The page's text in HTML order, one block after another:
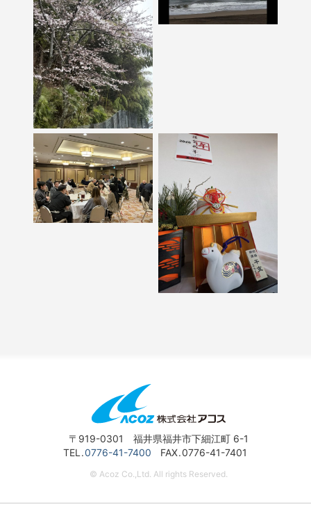
〒919-0301 福井県福井市下細江町 6-1
TEL 0776-41-7400 FAX 0776-41-7401
© Acoz Co.,Ltd. All rights Reserved.